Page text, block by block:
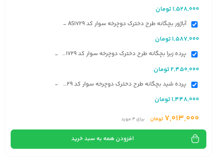
1,528,000تومان
آباژور بچگانه طرح دخترک دوچرخه سوار کد AS1729 -
1,587,000تومان
پرده زبرا بچگانه طرح دخترک دوچرخه سوار کد AS1729 -
2,450,000تومان
پرده شید بچگانه طرح دخترک دوچرخه سوار کد AS1729 -
1,448,000تومان
7,013,000 تومان برای4مورد
افزودن همه به سبد خرید